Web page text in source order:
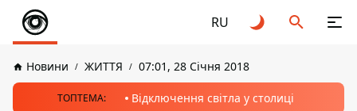
RU
Новини ЖИТТЯ 07:01, 28 Січня 2018
ТОПТЕМА: Відключення світла у столиці